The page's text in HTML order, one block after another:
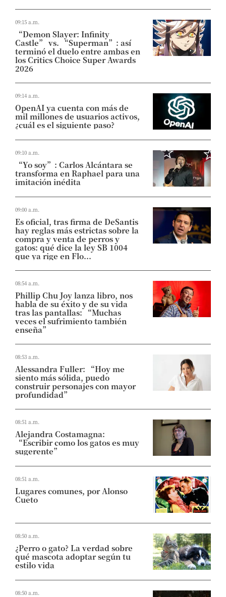
09:15 a.m.
“Demon Slayer: Infinity
Castle” vs. “Superman”: así
terminó el duelo entre ambas en
los Critics Choice Super Awards
2026
09:14 a.m.
OpenAI ya cuenta con más de
mil millones de usuarios activos,
¿cuál es el siguiente paso?
09:10 a.m.
“Yo soy”: Carlos Alcántara se
transforma en Raphael para una
imitación inédita
09:00 a.m.
Es oficial, tras firma de DeSantis
hay reglas más estrictas sobre la
compra y venta de perros y
gatos: qué dice la ley SB 1004
que ya rige en Flo...
08:54 a.m.
Phillip Chu Joy lanza libro, nos
habla de su éxito y de su vida
tras las pantallas: “Muchas
veces el sufrimiento también
enseña”
08:53 a.m.
Alessandra Fuller: “Hoy me
siento más sólida, puedo
construir personajes con mayor
profundidad”
08:51 a.m.
Alejandra Costamagna:
“Escribir como los gatos es muy
sugerente”
08:51 a.m.
Lugares comunes, por Alonso
Cueto
08:50 a.m.
¿Perro o gato? La verdad sobre
qué mascota adoptar según tu
estilo vida
08:50 a.m.